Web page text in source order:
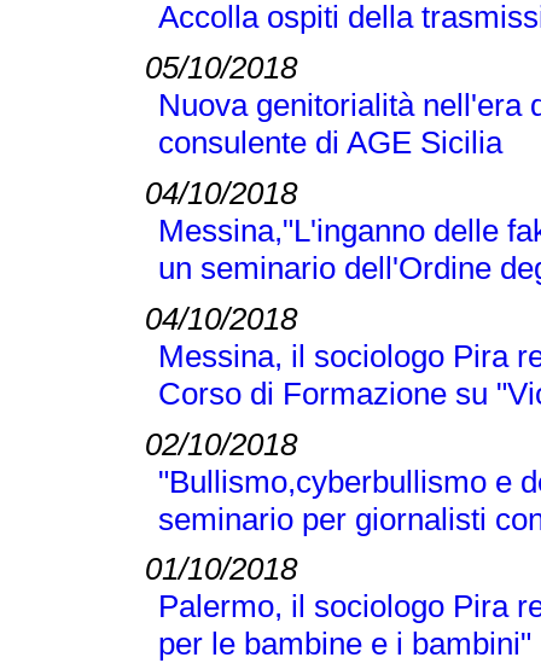
Accolla ospiti della
05/10/2018
Nuova genitorialità nell'era
consulente di AGE Sicilia
04/10/2018
Messina,"L'inganno delle
un seminario dell'Ordine
04/10/2018
Messina, il sociologo Pira
Corso di Formazione su
02/10/2018
"Bullismo,cyberbullismo e
seminario per giornalisti
01/10/2018
Palermo, il sociologo Pira
per le bambine e i bambini"